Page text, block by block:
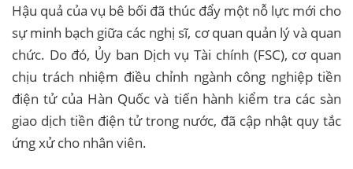
Hậu quả của vụ bê bối đã thúc đẩy một nỗ lực mới cho
sự minh bạch giữa các nghị sĩ, cơ quan quản lý và quan
chức. Do đó, Ủy ban Dịch vụ Tài chính (FSC), cơ quan
chịu trách nhiệm điều chỉnh ngành công nghiệp tiền
điện tử của Hàn Quốc và tiến hành kiểm tra các sàn
giao dịch tiền điện tử trong nước, đã cập nhật quy tắc
ứng xử cho nhân viên.